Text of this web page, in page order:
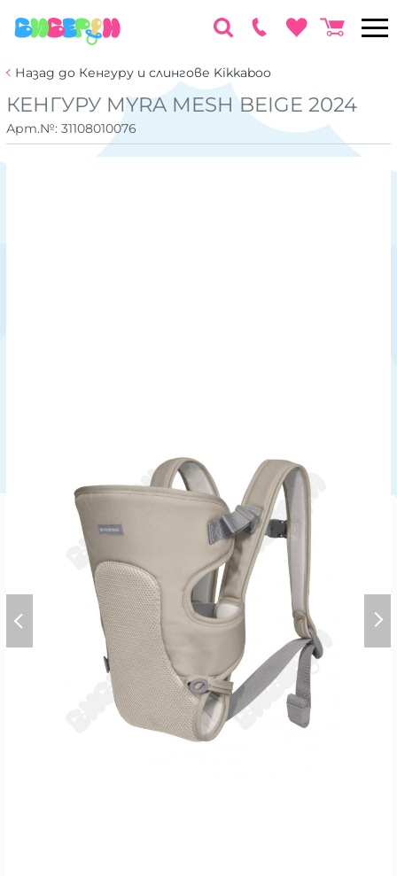
Назад до Кенгуру и слингове Kikkaboo
КЕНГУРУ MYRA MESH BEIGE 2024
Арт.№: 31108010076